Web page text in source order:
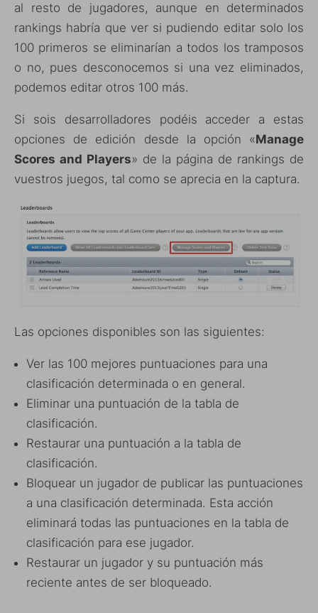
al resto de jugadores, aunque en determinados
rankings habría que ver si pudiendo editar solo los
100 primeros se eliminarían a todos los tramposos
o no, pues desconocemos si una vez eliminados,
podemos editar otros 100 más.
Si sois desarrolladores podéis acceder a estas
opciones de edición desde la opción «Manage
Scores and Players» de la página de rankings de
vuestros juegos, tal como se aprecia en la captura.
Las opciones disponibles son las siguientes:
Ver las 100 mejores puntuaciones para una
clasificación determinada o en general.
Eliminar una puntuación de la tabla de
clasificación.
Restaurar una puntuación a la tabla de
clasificación.
Bloquear un jugador de publicar las puntuaciones
a una clasificación determinada. Esta acción
eliminará todas las puntuaciones en la tabla de
clasificación para ese jugador.
Restaurar un jugador y su puntuación más
reciente antes de ser bloqueado.